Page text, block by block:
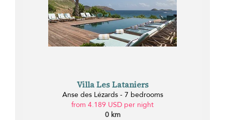
Villa Les Lataniers
Anse des Lézards - 7 bedrooms
from 4.189 USD per night
0 km